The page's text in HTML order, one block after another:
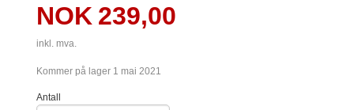
Pris
NOK 239,00
inkl. mva.
Kommer på lager 1 mai 2021
Antall